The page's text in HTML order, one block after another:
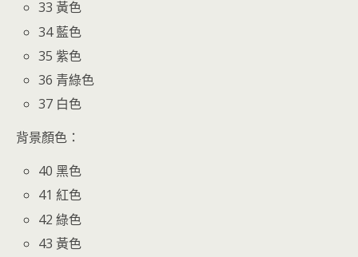
33 黃色
34 藍色
35 紫色
36 青綠色
37 白色
背景顏色：
40 黑色
41 紅色
42 綠色
43 黃色